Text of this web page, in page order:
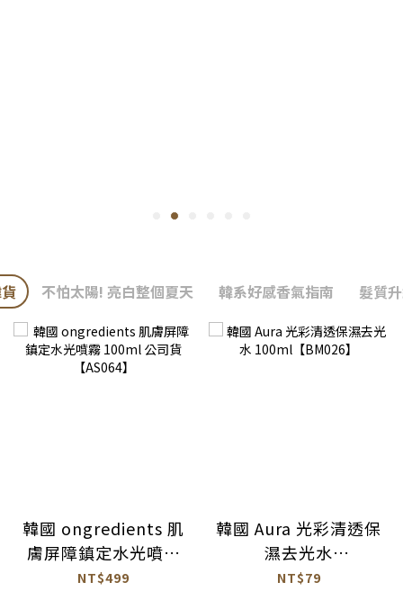
不怕太陽! 亮白整個夏天 韓系好感香氣指南 髮質
韓國 ongredients 肌
膚屏障鎮定水光噴霧
100ml 公司貨
NT$499
韓國 Aura 光彩清透保
濕去光水
100ml【BM026】
NT$79